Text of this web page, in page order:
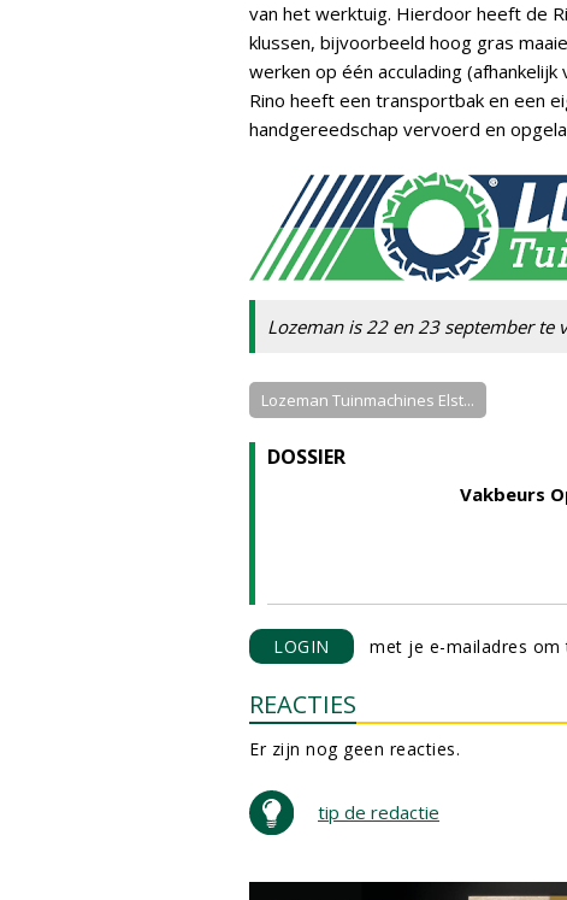
van het werktuig. Hierdoor heeft de
klussen, bijvoorbeeld hoog gras
werken op één acculading
Rino heeft een transportbak en een
handgereedschap vervoerd en
Lozeman is 22 en 23 september te
Lozeman Tuinmachines Elst...
DOSSIER
Vakbeurs
LOGIN met je e-mailadres om
REACTIES
Er zijn nog geen reacties.
tip de redactie